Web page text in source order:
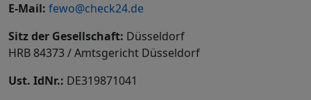
E-Mail: fewo@check24.de
Sitz der Gesellschaft: Düsseldorf
HRB 84373 / Amtsgericht Düsseldorf
Ust. IdNr.: DE319871041